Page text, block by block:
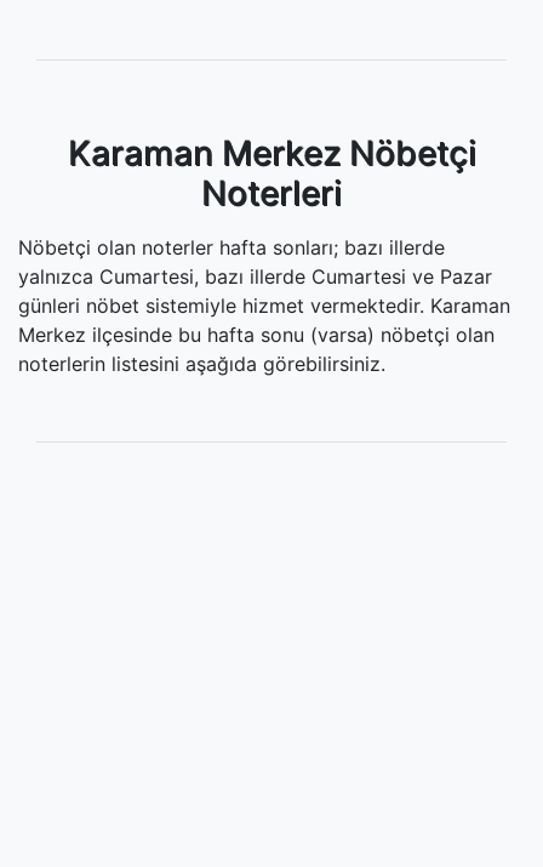
Karaman Merkez Nöbetçi
Noterleri
Nöbetçi olan noterler hafta sonları; bazı illerde
yalnızca Cumartesi, bazı illerde Cumartesi ve Pazar
günleri nöbet sistemiyle hizmet vermektedir. Karaman
Merkez ilçesinde bu hafta sonu (varsa) nöbetçi olan
noterlerin listesini aşağıda görebilirsiniz.